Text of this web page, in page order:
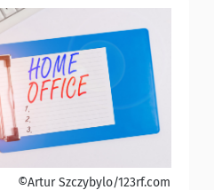
©Artur Szczybylo/123rf.com